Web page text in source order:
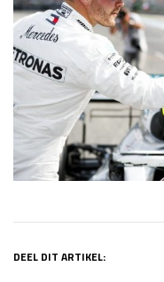
DEEL DIT ARTIKEL: